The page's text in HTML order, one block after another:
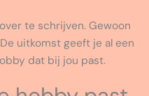
te schrijven. Gewoon
uitkomst geeft je al een
dat bij jou past.